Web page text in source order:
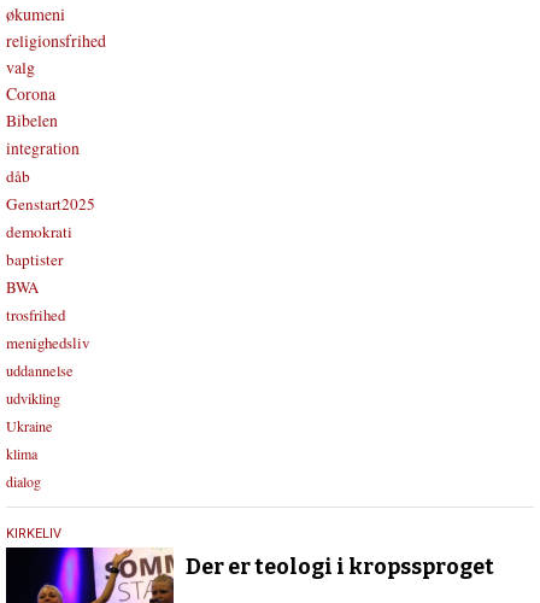
økumeni
religionsfrihed
valg
Corona
Bibelen
integration
dåb
Genstart2025
demokrati
baptister
BWA
trosfrihed
menighedsliv
uddannelse
udvikling
Ukraine
klima
dialog
23.
september
2016
KIRKELIV
Der er teologi i kropssproget